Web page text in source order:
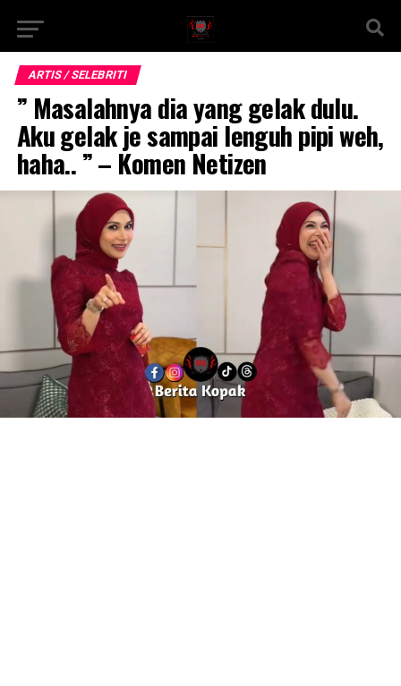
ARTIS / SELEBRITI
” Masalahnya dia yang gelak dulu.
Aku gelak je sampai lenguh pipi weh,
haha.. ” – Komen Netizen